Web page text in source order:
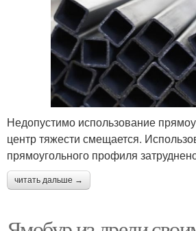
Недопустимо использование
центр тяжести смещается.
прямоугольного профиля
читать дальше →